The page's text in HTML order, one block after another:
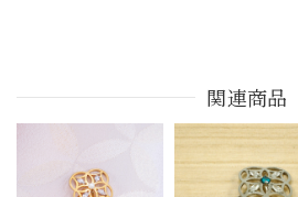
関連商品